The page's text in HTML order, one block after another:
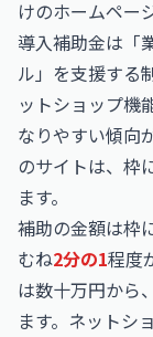
けのホームペー
導入補助金は「
ル」を支援する
ットショップ機
なりやすい傾向
のサイトは、枠
ます。
補助の金額は枠
むね2分の1程度
は数十万円から
ます。ネットシ